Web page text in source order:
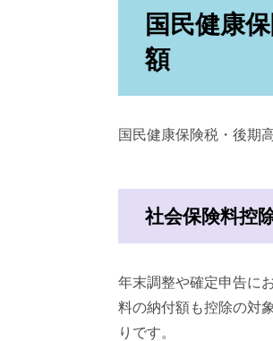
国民健康
額
国民健康保険税・後期
社会保険料控
年末調整や確定申告に
料の納付額も控除の対
りです。